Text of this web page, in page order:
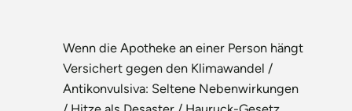
Wenn die Apotheke an einer Person hängt
Versichert gegen den Klimawandel /
Antikonvulsiva: Seltene Nebenwirkungen